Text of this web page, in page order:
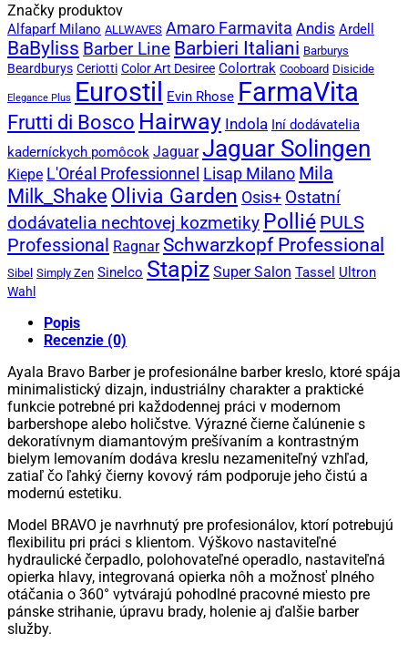
Značky produktov
Alfaparf Milano ALLWAVES Amaro Farmavita Andis Ardell
BaByliss Barber Line Barbieri Italiani Barburys
Beardburys Ceriotti Color Art Desiree Colortrak Cooboard Disicide
Elegance Plus Eurostil Evin Rhose FarmaVita
Frutti di Bosco Hairway Indola Iní dodávatelia
kaderníckych pomôcok Jaguar Jaguar Solingen
Kiepe L'Oréal Professionnel Lisap Milano Mila
Milk_Shake Olivia Garden Osis+ Ostatní
dodávatelia nechtovej kozmetiky Pollié PULS
Professional Ragnar Schwarzkopf Professional
Sibel Simply Zen Sinelco Stapiz Super Salon Tassel Ultron
Wahl
Popis
Recenzie (0)
Ayala Bravo Barber je profesionálne barber kreslo, ktoré spája
minimalistický dizajn, industriálny charakter a praktické
funkcie potrebné pri každodennej práci v modernom
barbershope alebo holičstve. Výrazné čierne čalúnenie s
dekoratívnym diamantovým prešívaním a kontrastným
bielym lemovaním dodáva kreslu nezameniteľný vzhľad,
zatiaľ čo ľahký čierny kovový rám podporuje jeho čistú a
modernú estetiku.
Model BRAVO je navrhnutý pre profesionálov, ktorí potrebujú
flexibilitu pri práci s klientom. Výškovo nastaviteľné
hydraulické čerpadlo, polohovateľné operadlo, nastaviteľná
opierka hlavy, integrovaná opierka nôh a možnosť plného
otáčania o 360° vytvárajú pohodlné pracovné miesto pre
pánske strihanie, úpravu brady, holenie aj ďalšie barber
služby.